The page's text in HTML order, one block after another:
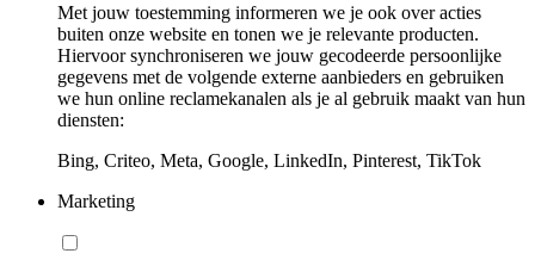
Met jouw toestemming informeren we je ook over acties
buiten onze website en tonen we je relevante producten.
Hiervoor synchroniseren we jouw gecodeerde persoonlijke
gegevens met de volgende externe aanbieders en gebruiken
we hun online reclamekanalen als je al gebruik maakt van hun
diensten:
Bing, Criteo, Meta, Google, LinkedIn, Pinterest, TikTok
Marketing